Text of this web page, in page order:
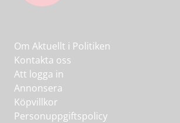
Om Aktuellt i Politiken
Kontakta oss
Att logga in
Annonsera
Köpvillkor
Personuppgiftspolicy